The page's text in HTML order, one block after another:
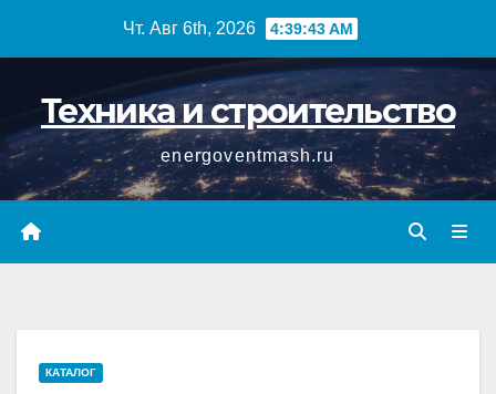
Чт. Авг 6th, 2026 4:39:43 AM
Техника и строительство
energoventmash.ru
КАТАЛОГ